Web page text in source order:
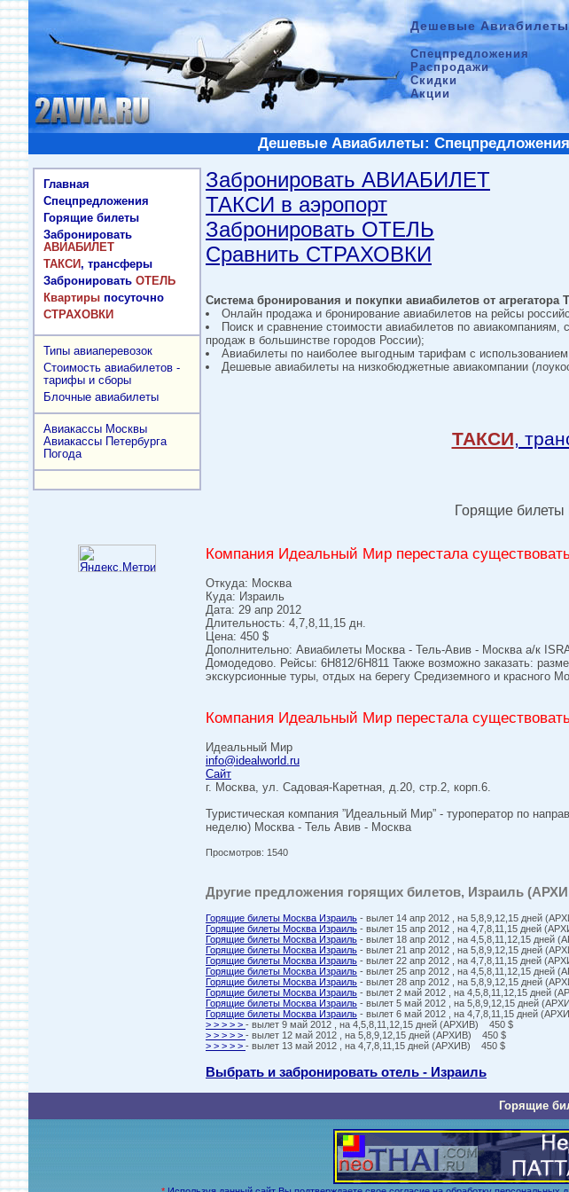
Дешевые
Спецпредложения
Распродажи
Скидки
Акции
Дешевые Авиабилеты:
Главная
Спецпредложения
Горящие билеты
Забронировать
АВИАБИЛЕТ
ТАКСИ, трансферы
Забронировать ОТЕЛЬ
Квартиры посуточно
СТРАХОВКИ
Типы авиаперевозок
Стоимость авиабилетов -
тарифы и сборы
Блочные авиабилеты
Авиакассы Москвы
Авиакассы Петербурга
Погода
Забронировать АВИАБИЛЕТ
ТАКСИ в аэропорт
Забронировать ОТЕЛЬ
Сравнить СТРАХОВКИ
Система бронирования и покупки авиабилетов от агрегатора
Онлайн продажа и бронирование авиабилетов на рейсы
Поиск и сравнение стоимости авиабилетов по
продаж в большинстве городов России);
Авиабилеты по наиболее выгодным тарифам с
Дешевые авиабилеты на низкобюджетные авиакомпании
ТАКСИ,
Горящие
Компания Идеальный Мир перестала
Откуда: Москва
Куда: Израиль
Дата: 29 апр 2012
Длительность: 4,7,8,11,15 дн.
Цена: 450 $
Дополнительно: Авиабилеты Москва - Тель-Авив - Москва а/к
Домодедово. Рейсы: 6H812/6H811 Также возможно заказать:
экскурсионные туры, отдых на берегу Средиземного и красного
Компания Идеальный Мир перестала
Идеальный Мир
info@idealworld.ru
Сайт
г. Москва, ул. Садовая-Каретная, д.20, стр.2, корп.6.
Туристическая компания ”Идеальный Мир” - туроператор по
неделю) Москва - Тель Авив - Москва
Просмотров: 1540
Другие предложения горящих билетов, Израиль
Горящие билеты Москва Израиль - вылет 14 апр 2012 , на 5,8,9,12,15 дней
Горящие билеты Москва Израиль - вылет 15 апр 2012 , на 4,7,8,11,15 дней
Горящие билеты Москва Израиль - вылет 18 апр 2012 , на 4,5,8,11,12,15 дней
Горящие билеты Москва Израиль - вылет 21 апр 2012 , на 5,8,9,12,15 дней
Горящие билеты Москва Израиль - вылет 22 апр 2012 , на 4,7,8,11,15 дней
Горящие билеты Москва Израиль - вылет 25 апр 2012 , на 4,5,8,11,12,15 дней
Горящие билеты Москва Израиль - вылет 28 апр 2012 , на 5,8,9,12,15 дней
Горящие билеты Москва Израиль - вылет 2 май 2012 , на 4,5,8,11,12,15 дней
Горящие билеты Москва Израиль - вылет 5 май 2012 , на 5,8,9,12,15 дней
Горящие билеты Москва Израиль - вылет 6 май 2012 , на 4,7,8,11,15 дней
> > > > > - вылет 9 май 2012 , на 4,5,8,11,12,15 дней (АРХИВ) 450 $
> > > > > - вылет 12 май 2012 , на 5,8,9,12,15 дней (АРХИВ) 450 $
> > > > > - вылет 13 май 2012 , на 4,7,8,11,15 дней (АРХИВ) 450 $
Выбрать и забронировать отель - Израиль
Горящие